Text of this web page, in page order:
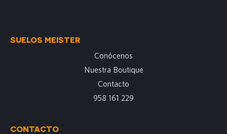
SUELOS MEISTER
Conócenos
Nuestra Boutique
Contacto
958 161 229
CONTACTO